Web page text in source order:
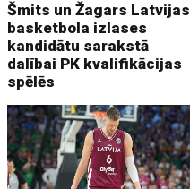
Šmits un Žagars Latvijas
basketbola izlases
kandidātu sarakstā
dalībai PK kvalifikācijas
spēlēs